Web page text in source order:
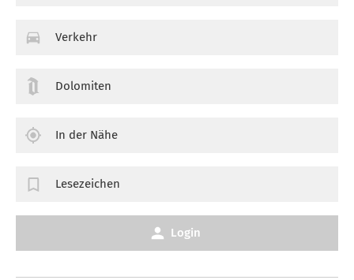
Verkehr
Dolomiten
In der Nähe
Lesezeichen
Login